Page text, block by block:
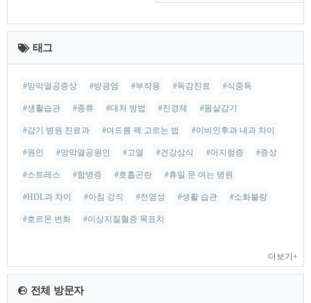
최
근
글
태그
#망막열공증상 #방광염 #부작용 #독감진료 #식중독
#생활습관 #종류 #대처 방법 #진경제 #몸살감기
#감기 병원 진료과 #여드름 팩 고르는 법 #이비인후과 내과 차이
#원인 #망막열공원인 #고열 #건강상식 #어지럼증 #증상
#스트레스 #합병증 #호흡곤란 #휴일 문 여는 병원
#HDL과 차이 #아침 강직 #전염성 #생활 습관 #소화불량
#호르몬 변화 #이상지질혈증 목표치
더보기+
전체 방문자